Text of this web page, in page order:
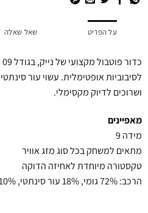
על הפריט שאל שאלה
לסיבוביות אופטימלית. עשוי עור
ושרוכים לדיוק מקסימלי.
מאפיינים
מידה 9
מתאים למשחק בכל סוג מזג אוויר
טקסטורה מיוחדת לאחיזה הדוקה
הרכב: 72% גומי, 18% עור סינתטי, 10% פוליאסטר